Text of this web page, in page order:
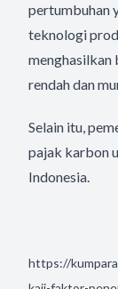
pertumbuhan
teknologi
menghasilkan
rendah dan
Selain itu,
pajak karbon
Indonesia.
https://